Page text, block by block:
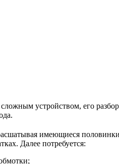
устройством, его
имеющиеся половинки
Далее потребуется: